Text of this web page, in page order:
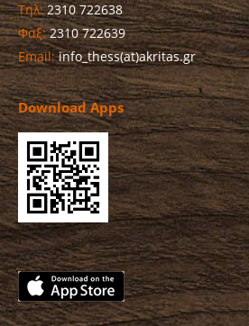
Τηλ:2310 722638
Φαξ:2310 722639
Email:info_thess(at)akritas.gr
Download Apps